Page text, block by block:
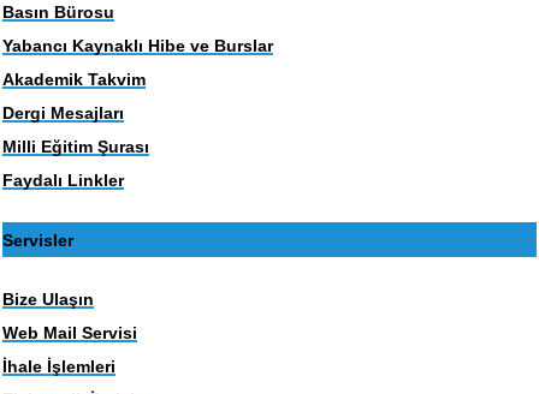
Basın Bürosu
Yabancı Kaynaklı Hibe ve Burslar
Akademik Takvim
Dergi Mesajları
Milli Eğitim Şurası
Faydalı Linkler
Servisler
Bize Ulaşın
Web Mail Servisi
İhale İşlemleri